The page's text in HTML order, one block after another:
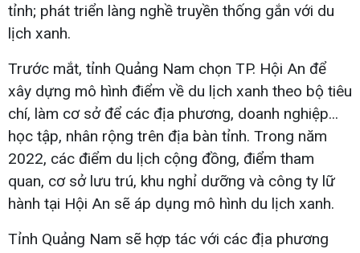
tỉnh; phát triển làng nghề truyền thống gắn với du
lịch xanh.
Trước mắt, tỉnh Quảng Nam chọn TP. Hội An để
xây dựng mô hình điểm về du lịch xanh theo bộ tiêu
chí, làm cơ sở để các địa phương, doanh nghiệp...
học tập, nhân rộng trên địa bàn tỉnh. Trong năm
2022, các điểm du lịch cộng đồng, điểm tham
quan, cơ sở lưu trú, khu nghỉ dưỡng và công ty lữ
hành tại Hội An sẽ áp dụng mô hình du lịch xanh.
Tỉnh Quảng Nam sẽ hợp tác với các địa phương